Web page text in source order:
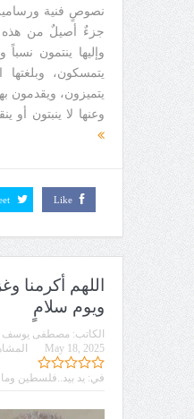
نصوصٍ فنية
جزءٌ أصيلٌ من هذه
وإليها ينتمون نسباً
يتمسكون، وبلغتها
يتميزون، ويقدمون
وعنها لا ينبتون أو
Like
اللهم أكرمنا
ويوم سلامٍ
الكاتب: مصطفى يوسف
May 18, 2025
في: يد بيد..فلسطين